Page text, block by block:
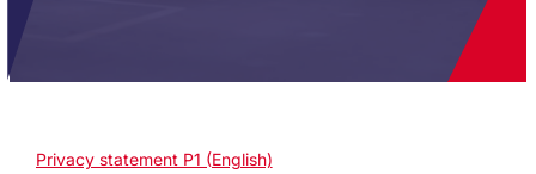
Privacy statement P1 (English)